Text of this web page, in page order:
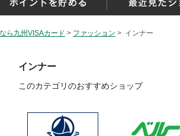
ら九州VISAカード > ファッション > インナー
インナー
このカテゴリのおすすめショップ